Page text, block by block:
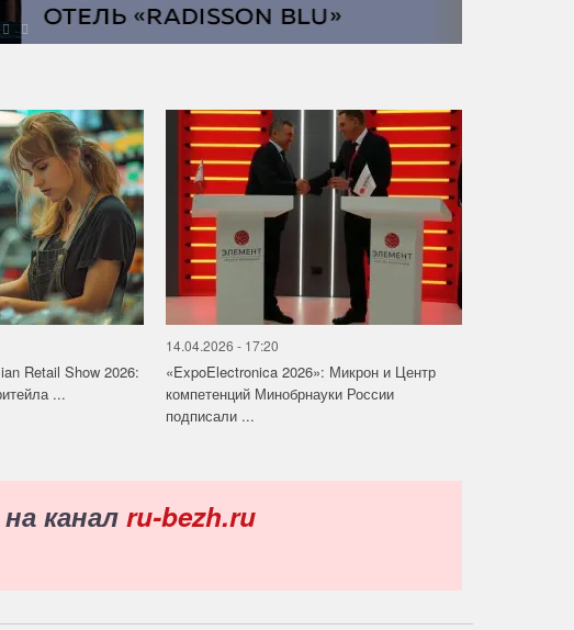
Retail Show 2026:
...
14.04.2026 - 17:20
«ExpoElectronica 2026»: Микрон и Центр
компетенций Минобрнауки России
подписали ...
канал ru-bezh.ru